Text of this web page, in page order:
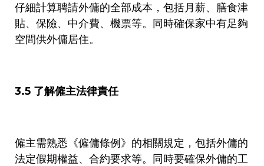
仔細計算聘請外傭的全部成本，包括月薪、膳食津
貼、保險、中介費、機票等。同時確保家中有足夠
空間供外傭居住。
3.5 了解僱主法律責任
僱主需熟悉《僱傭條例》的相關規定，包括外傭的
法定假期權益、合約要求等。同時要確保外傭的工